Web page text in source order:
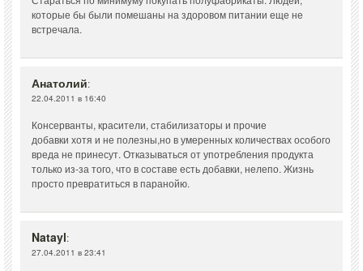
которые бы были помешаны на здоровом питании еще не
встречала.
Анатолий:
22.04.2011 в 16:40
Консерванты, красители, стабилизаторы и прочие
добавки хотя и не полезны,но в умеренных количествах особого
вреда не принесут. Отказываться от употребления продукта
только из-за того, что в составе есть добавки, нелепо. Жизнь
просто превратиться в паранойю.
Natayl:
27.04.2011 в 23:41